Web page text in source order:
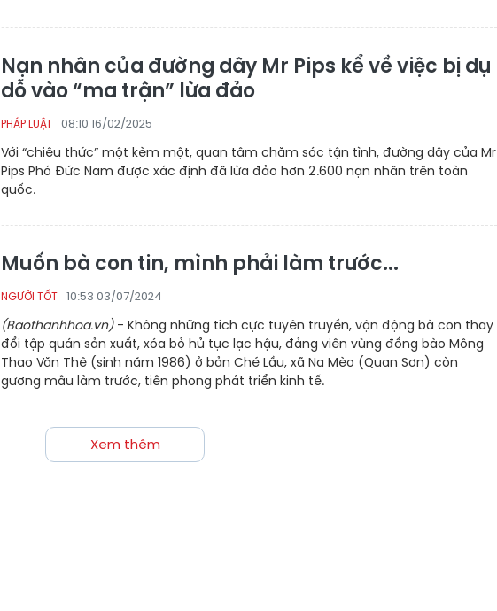
Nạn nhân của đường dây Mr Pips kể về việc bị dụ
dỗ vào “ma trận” lừa đảo
PHÁP LUẬT 08:10 16/02/2025
Với “chiêu thức” một kèm một, quan tâm chăm sóc tận tình, đường dây của Mr
Pips Phó Đức Nam được xác định đã lừa đảo hơn 2.600 nạn nhân trên toàn
quốc.
Muốn bà con tin, mình phải làm trước...
NGƯỜI TỐT 10:53 03/07/2024
(Baothanhhoa.vn)- Không những tích cực tuyên truyền, vận động bà con thay
đổi tập quán sản xuất, xóa bỏ hủ tục lạc hậu, đảng viên vùng đồng bào Mông
Thao Văn Thê (sinh năm 1986) ở bản Ché Lầu, xã Na Mèo (Quan Sơn) còn
gương mẫu làm trước, tiên phong phát triển kinh tế.
Xem thêm